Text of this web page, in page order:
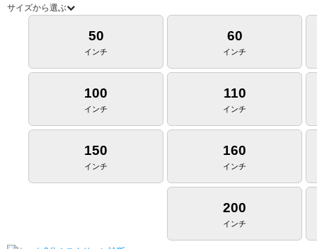
サイズから選ぶ
50
インチ
60
インチ
100
インチ
110
インチ
150
インチ
160
インチ
200
インチ